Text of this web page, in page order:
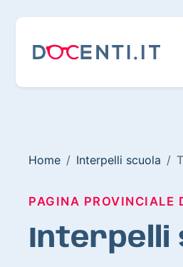
Home Interpelli scuola
PAGINA PROVINCIALE
Interpelli